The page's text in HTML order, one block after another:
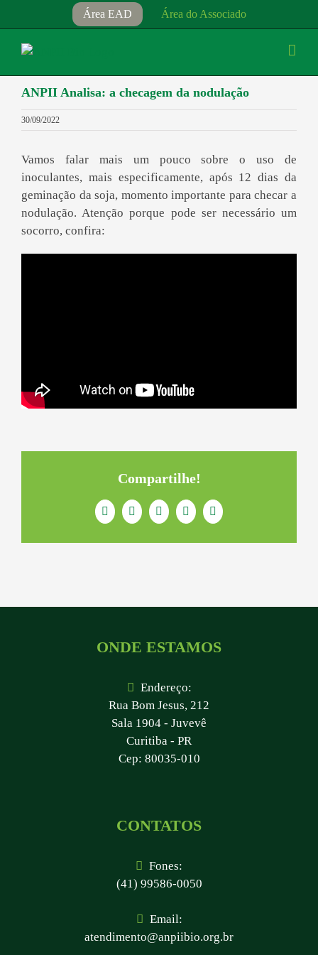
para
Área EAD Área do Associado
ANPII Analisa: a checagem da nodulação
30/09/2022
Vamos falar mais um pouco sobre o uso de
inoculantes, mais especificamente, após 12 dias da
geminação da soja, momento importante para checar a
nodulação. Atenção porque pode ser necessário um
socorro, confira:
Compartilhe!
FacebookTwitterLinkedInWhatsApp
E-
mail
ONDE ESTAMOS
Endereço:
Rua Bom Jesus, 212
Sala 1904 - Juvevê
Curitiba - PR
Cep: 80035-010
CONTATOS
Fones:
(41) 99586-0050
Email:
atendimento@anpiibio.org.br